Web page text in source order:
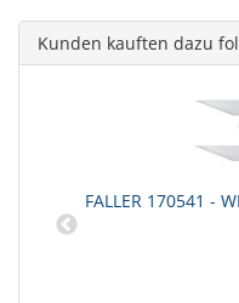
Kunden kauften dazu
FALLER 170541 -